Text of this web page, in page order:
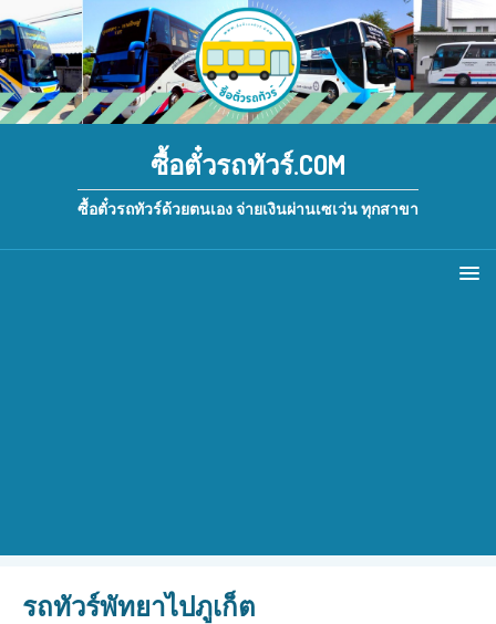
ซื้อตั๋วรถทัวร์.COM
ซื้อตั๋วรถทัวร์ด้วยตนเอง จ่ายเงินผ่านเซเว่น ทุกสาขา
รถทัวร์พัทยาไปภูเก็ต